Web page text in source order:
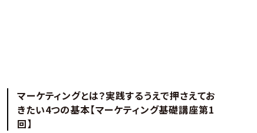
マーケティングとは？実践するうえで押さえてお
きたい4つの基本【マーケティング基礎講座第1
回】